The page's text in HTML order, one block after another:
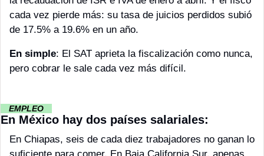
cada vez pierde más: su tasa de juicios perdidos subió
de 17.5% a 19.6% en un año.
En simple: El SAT aprieta la fiscalización como nunca,
pero cobrar le sale cada vez más difícil.
EMPLEO
En México hay dos países salariales:
En Chiapas, seis de cada diez trabajadores no ganan lo